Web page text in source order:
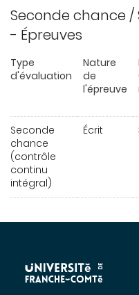
Seconde chance
- Épreuves
Type
d'évaluation
Nature
de
l'épreuve
Seconde
chance
(contrôle
continu
intégral)
Écrit